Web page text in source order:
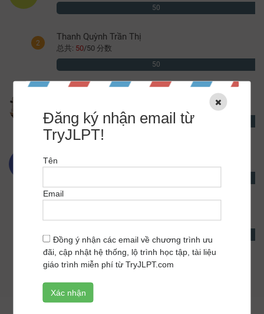
Đăng ký nhận email từ
TryJLPT!
Tên
Email
Đồng ý nhận các email về chương trình ưu
đãi, cập nhật hệ thống, lộ trình học tập, tài liệu
giáo trình miễn phí từ TryJLPT.com
50
2
Thanh Quỳnh Trần Thị
总共: 50/50 分数
50
总共:
总共:50/50 分数